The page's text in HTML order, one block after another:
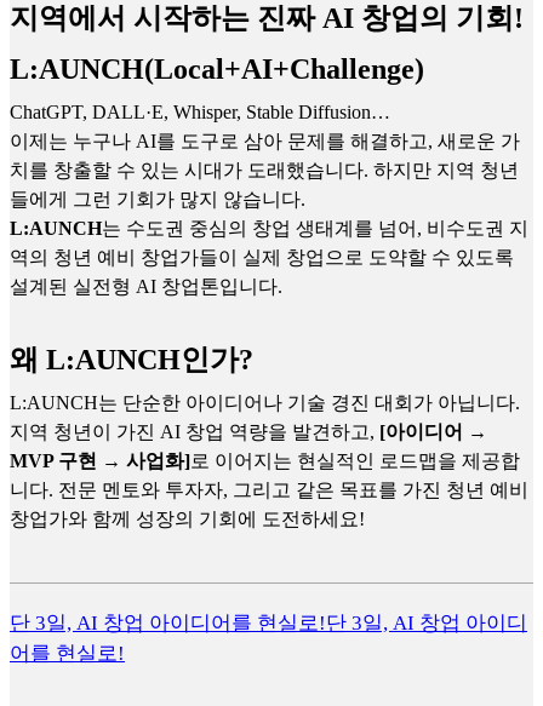
지역에서 시작하는 진짜 AI 창업의 기회!
L:AUNCH(Local+AI+Challenge)
ChatGPT, DALL·E, Whisper, Stable Diffusion…
이제는 누구나 AI를 도구로 삼아 문제를 해결하고, 새로운 가
치를 창출할 수 있는 시대가 도래했습니다. 하지만 지역 청년
들에게 그런 기회가 많지 않습니다.
L:AUNCH는 수도권 중심의 창업 생태계를 넘어, 비수도권 지
역의 청년 예비 창업가들이 실제 창업으로 도약할 수 있도록
설계된 실전형 AI 창업톤입니다.
왜 L:AUNCH인가?
L:AUNCH는 단순한 아이디어나 기술 경진 대회가 아닙니다.
지역 청년이 가진 AI 창업 역량을 발견하고, [아이디어 →
MVP 구현 → 사업화]로 이어지는 현실적인 로드맵을 제공합
니다. 전문 멘토와 투자자, 그리고 같은 목표를 가진 청년 예비
창업가와 함께 성장의 기회에 도전하세요!
단 3일, AI 창업 아이디어를 현실로!단 3일, AI 창업 아이디
어를 현실로!